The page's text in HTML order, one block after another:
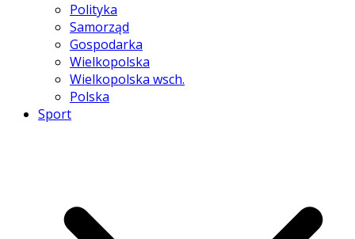
Polityka
Samorząd
Gospodarka
Wielkopolska
Wielkopolska wsch.
Polska
Sport